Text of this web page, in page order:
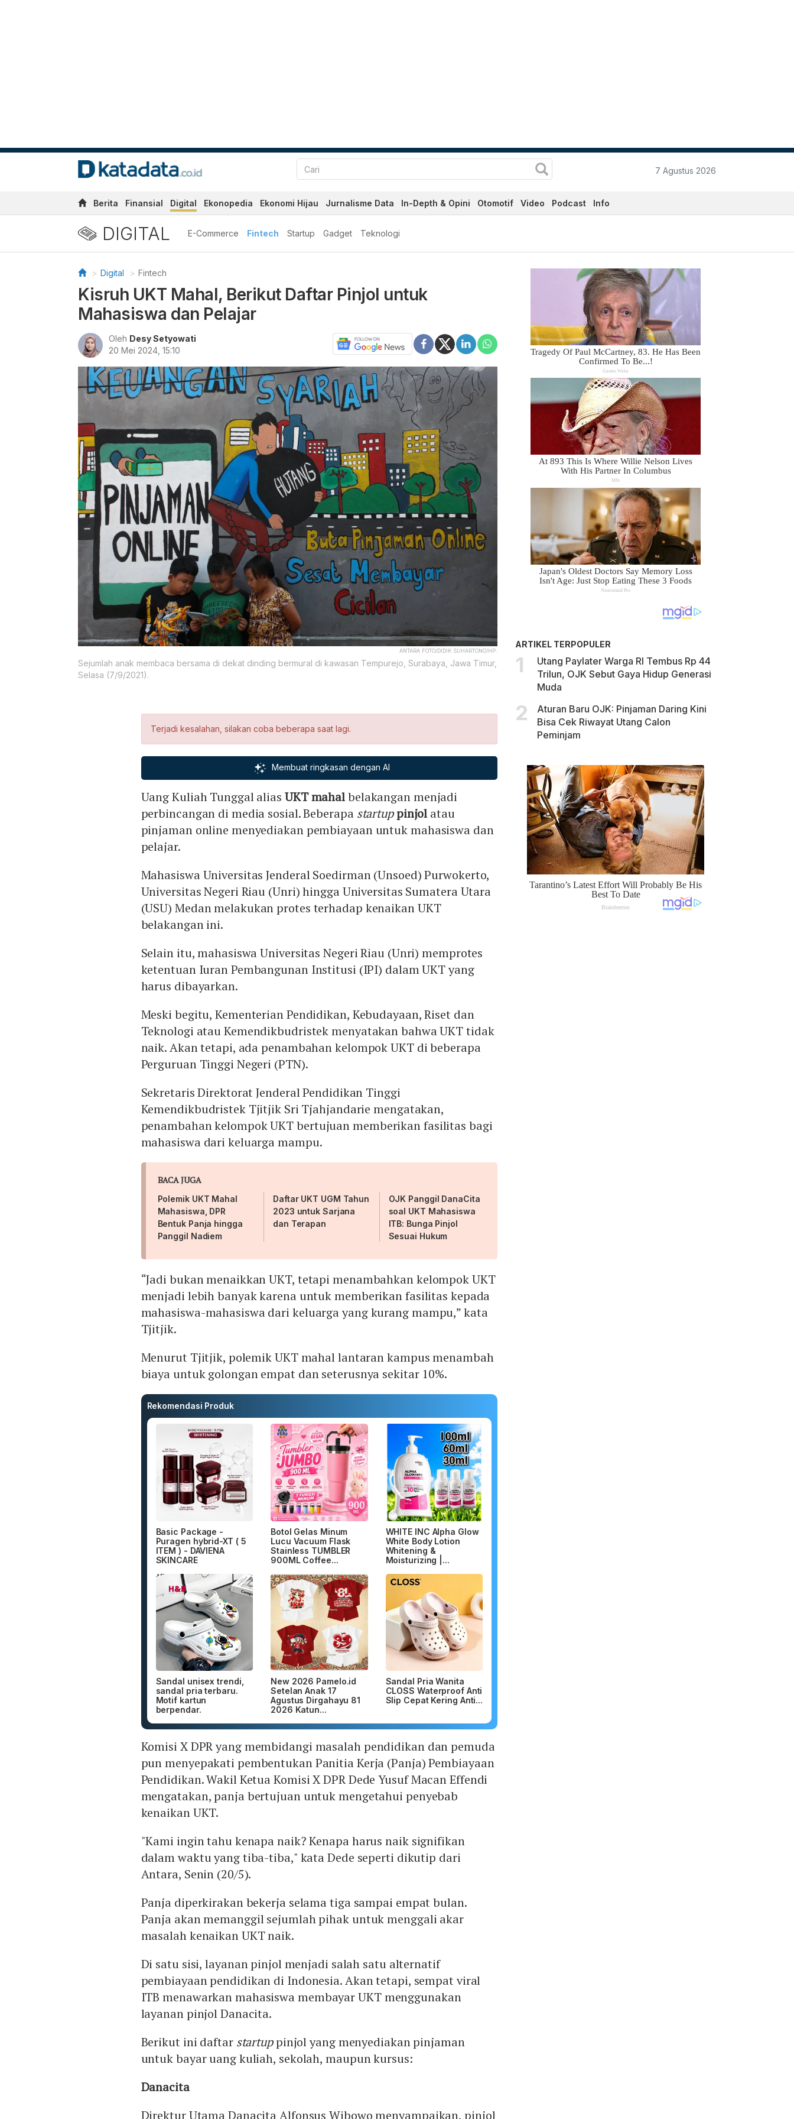
7 Agustus 2026
Berita Finansial Digital Ekonopedia Ekonomi Hijau Jurnalisme Data In-Depth & Opini Otomotif Video Podcast Info
DIGITAL E-Commerce Fintech Startup Gadget Teknologi
Digital Fintech
Kisruh UKT Mahal, Berikut Daftar Pinjol untuk
Mahasiswa dan Pelajar
Oleh Desy Setyowati
20 Mei 2024, 15:10
ANTARA FOTO/DIDIK SUHARTONO/HP.
Sejumlah anak membaca bersama di dekat dinding bermural di kawasan Tempurejo, Surabaya, Jawa Timur,
Selasa (7/9/2021).
Terjadi kesalahan, silakan coba beberapa saat lagi.
Membuat ringkasan dengan AI
Uang Kuliah Tunggal alias UKT mahalbelakangan menjadi
perbincangan di media sosial. Beberapa startuppinjol atau
pinjaman online menyediakan pembiayaan untuk mahasiswa dan
pelajar.
Mahasiswa Universitas Jenderal Soedirman (Unsoed) Purwokerto,
Universitas Negeri Riau (Unri) hingga Universitas Sumatera Utara
(USU) Medan melakukan protes terhadap kenaikan UKT
belakangan ini.
Selain itu, mahasiswa Universitas Negeri Riau (Unri) memprotes
ketentuan Iuran Pembangunan Institusi (IPI) dalam UKT yang
harus dibayarkan.
Meski begitu, Kementerian Pendidikan, Kebudayaan, Riset dan
Teknologi atau Kemendikbudristek menyatakan bahwa UKT tidak
naik. Akan tetapi, ada penambahan kelompok UKT di beberapa
Perguruan Tinggi Negeri (PTN).
Sekretaris Direktorat Jenderal Pendidikan Tinggi
Kemendikbudristek Tjitjik Sri Tjahjandarie mengatakan,
penambahan kelompok UKT bertujuan memberikan fasilitas bagi
mahasiswa dari keluarga mampu.
BACA JUGA
Polemik UKT Mahal
Mahasiswa, DPR
Bentuk Panja hingga
Panggil Nadiem
Daftar UKT UGM Tahun
2023 untuk Sarjana
dan Terapan
OJK Panggil DanaCita
soal UKT Mahasiswa
ITB: Bunga Pinjol
Sesuai Hukum
“Jadi bukan menaikkan UKT, tetapi menambahkan kelompok UKT
menjadi lebih banyak karena untuk memberikan fasilitas kepada
mahasiswa-mahasiswa dari keluarga yang kurang mampu,” kata
Tjitjik.
Menurut Tjitjik, polemik UKT mahal lantaran kampus menambah
biaya untuk golongan empat dan seterusnya sekitar 10%.
Rekomendasi Produk
Basic Package -
Puragen hybrid-XT ( 5
ITEM ) - DAVIENA
SKINCARE
Botol Gelas Minum
Lucu Vacuum Flask
Stainless TUMBLER
900ML Coffee...
WHITE INC Alpha Glow
White Body Lotion
Whitening &
Moisturizing |...
Sandal unisex trendi,
sandal pria terbaru.
Motif kartun
berpendar.
New 2026 Pamelo.id
Setelan Anak 17
Agustus Dirgahayu 81
2026 Katun...
Sandal Pria Wanita
CLOSS Waterproof Anti
Slip Cepat Kering Anti...
Komisi X DPR yang membidangi masalah pendidikan dan pemuda
pun menyepakati pembentukan Panitia Kerja (Panja) Pembiayaan
Pendidikan. Wakil Ketua Komisi X DPR Dede Yusuf Macan Effendi
mengatakan, panja bertujuan untuk mengetahui penyebab
kenaikan UKT.
"Kami ingin tahu kenapa naik? Kenapa harus naik signifikan
dalam waktu yang tiba-tiba," kata Dede seperti dikutip dari
Antara, Senin (20/5).
Panja diperkirakan bekerja selama tiga sampai empat bulan.
Panja akan memanggil sejumlah pihak untuk menggali akar
masalah kenaikan UKT naik.
Di satu sisi, layanan pinjol menjadi salah satu alternatif
pembiayaan pendidikan di Indonesia. Akan tetapi, sempat viral
ITB menawarkan mahasiswa membayar UKT menggunakan
layanan pinjol Danacita.
Berikut ini daftar startuppinjol yang menyediakan pinjaman
untuk bayar uang kuliah, sekolah, maupun kursus:
Danacita
Direktur Utama Danacita Alfonsus Wibowo menyampaikan, pinjol
ARTIKEL TERPOPULER
Utang Paylater Warga RI Tembus Rp 44
Trilun, OJK Sebut Gaya Hidup Generasi
Muda
Aturan Baru OJK: Pinjaman Daring Kini
Bisa Cek Riwayat Utang Calon
Peminjam